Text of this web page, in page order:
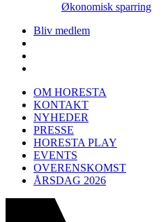
Økonomisk sparring
Bliv medlem
OM HORESTA
KONTAKT
NYHEDER
PRESSE
HORESTA PLAY
EVENTS
OVERENSKOMST
ÅRSDAG 2026